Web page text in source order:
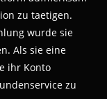
zu taetigen.
wurde sie
Als sie eine
ihr Konto
zu